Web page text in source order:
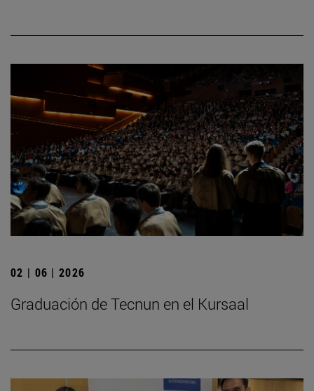
02 | 06 | 2026
Graduación de Tecnun en el Kursaal